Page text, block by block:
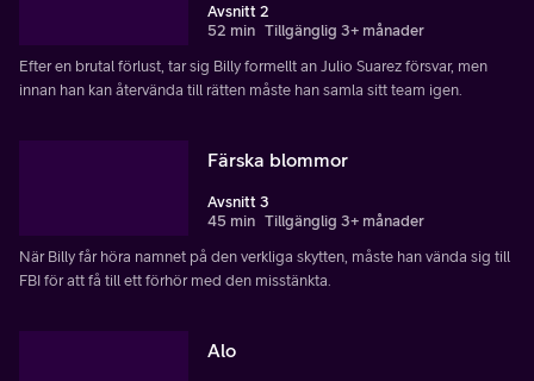
Avsnitt 2
52 min Tillgänglig 3+ månader
Efter en brutal förlust, tar sig Billy formellt an Julio Suarez försvar, men
innan han kan återvända till rätten måste han samla sitt team igen.
Färska blommor
Avsnitt 3
45 min Tillgänglig 3+ månader
När Billy får höra namnet på den verkliga skytten, måste han vända sig till
FBI för att få till ett förhör med den misstänkta.
Alo